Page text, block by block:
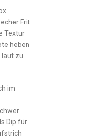
Frit
Textur
heben
laut zu
im
Dip für